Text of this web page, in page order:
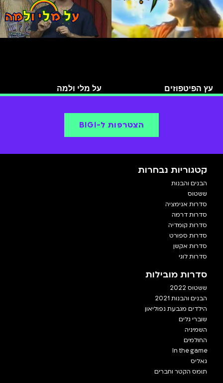
עץ הפיטפוזים על מלי ולמה
הצטרפות ל-BIGI
קטגוריות נבחרות
הבנים והבנות
ששטוס
סדרות אנימציה
סדרות דרמה
סדרות קומדיה
סדרות ספורט
סדרות אקשן
סדרות לוגי
סדרות מובילות
ששטוס 2022
הבנים והבנות 2021
הילדים מגבעת נפוליאון
שוברי גלים
השמיניה
החולמים
In the game
גאליס
תומס הקטר וחברים